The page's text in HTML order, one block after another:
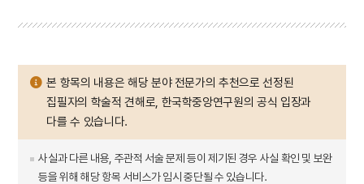
본 항목의 내용은 해당 분야 전문가의 추천으로 선정된
집필자의 학술적 견해로, 한국학중앙연구원의 공식 입장과
다를 수 있습니다.
사실과 다른 내용, 주관적 서술 문제 등이 제기된 경우 사실 확인 및 보완
등을 위해 해당 항목 서비스가 임시 중단될 수 있습니다.